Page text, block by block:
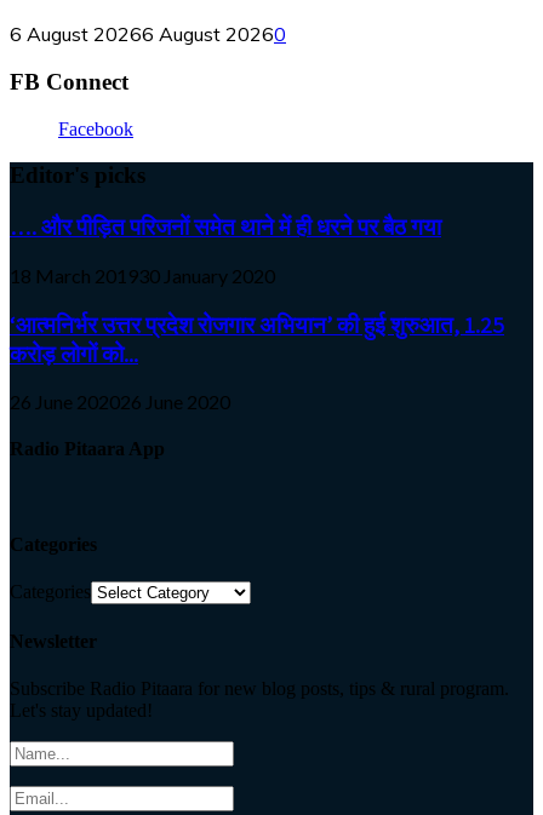
6 August 20266 August 20260
FB Connect
Facebook
Editor's picks
…. और पीड़ित परिजनों समेत थाने में ही धरने पर बैठ गया
18 March 201930 January 2020
‘आत्मनिर्भर उत्तर प्रदेश रोजगार अभियान’ की हुई शुरुआत, 1.25
करोड़ लोगों को...
26 June 202026 June 2020
Radio Pitaara App
Categories
Categories
Newsletter
Subscribe Radio Pitaara for new blog posts, tips & rural program.
Let's stay updated!